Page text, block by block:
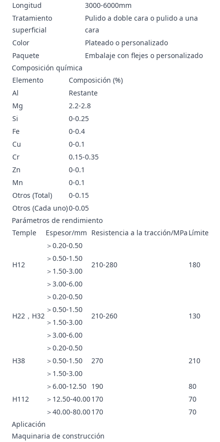
Longitud
3000-6000mm
Tratamiento
superficial
Pulido a doble cara o pulido a una
cara
Color
Plateado o personalizado
Paquete
Embalaje con flejes o personalizado
Composición química
Elemento
Composición (%)
Al
Restante
Mg
2.2-2.8
Si
0-0.25
Fe
0-0.4
Cu
0-0.1
Cr
0.15-0.35
Zn
0-0.1
Mn
0-0.1
Otros (Total)
0-0.15
Otros (Cada uno)0-0.05
Parámetros de rendimiento
Temple
Espesor/mm Resistencia a la tracción/MPa Límite
H12
＞0.20-0.50
210-280 180
＞0.50-1.50
＞1.50-3.00
＞3.00-6.00
H22，H32
＞0.20-0.50
210-260 130
＞0.50-1.50
＞1.50-3.00
＞3.00-6.00
H38
＞0.20-0.50
270
210
＞0.50-1.50
＞1.50-3.00
H112
＞6.00-12.50 190
80
＞12.50-40.00170
70
＞40.00-80.00170
70
Aplicación
Maquinaria de construcción